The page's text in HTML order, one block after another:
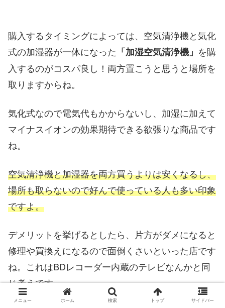
購入するタイミングによっては、空気清浄機と気化
式の加湿器が一体になった 「加湿空気清浄機」 を購
入するのがコスパ良し！両方置こうと思うと場所を
取りますからね。
気化式なので電気代もかからないし、加湿に加えて
マイナスイオンの効果期待できる欲張りな商品です
ね。
空気清浄機と加湿器を両方買うよりは安くなるし、
場所も取らないので好んで使っている人も多い印象
ですよ。
デメリットを挙げるとしたら、片方がダメになると
修理や買換えになるので面倒くさいといった店です
ね。これはBDレコーダー内蔵のテレビなんかと同
じ考えです。
メニュー ホーム 検索 トップ サイドバー